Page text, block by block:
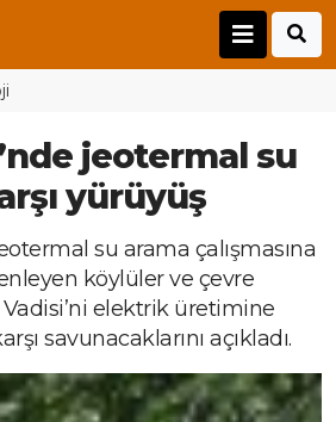
jeotermal su
yürüyüş
su arama çalışmasına
köylüler ve çevre
elektrik üretimine
savunacaklarını açıkladı.